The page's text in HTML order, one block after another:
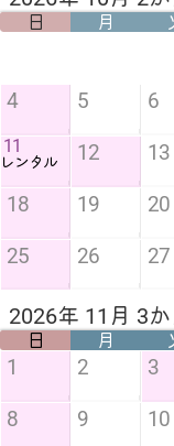
1 2 3
8 9 10
2026年 11月 3
日 月
4 5 6
11
レンタル 12 13
18 19 20
25 26 27
日 月